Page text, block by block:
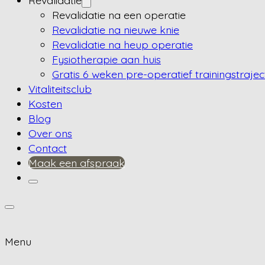
Revalidatie na een operatie
Revalidatie na nieuwe knie
Revalidatie na heup operatie
Fysiotherapie aan huis
Gratis 6 weken pre-operatief
Vitaliteitsclub
Kosten
Blog
Over ons
Contact
Maak een afspraak
Menu